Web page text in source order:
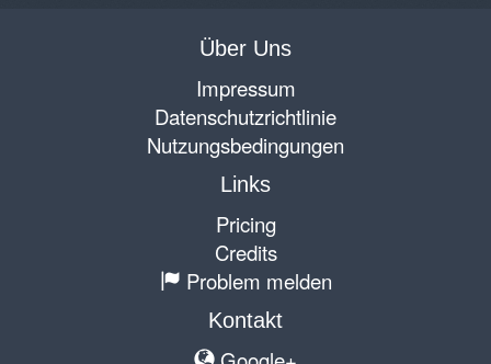
Über Uns
Impressum
Datenschutzrichtlinie
Nutzungsbedingungen
Links
Pricing
Credits
Problem melden
Kontakt